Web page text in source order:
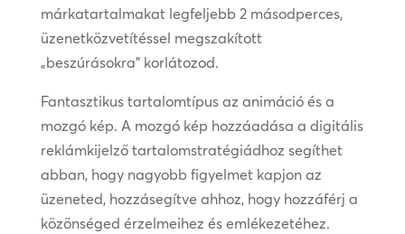
márkatartalmakat legfeljebb 2 másodperces,
üzenetközvetítéssel megszakított
„beszúrásokra” korlátozod.
Fantasztikus tartalomtípus az animáció és a
mozgó kép. A mozgó kép hozzáadása a digitális
reklámkijelző tartalomstratégiádhoz segíthet
abban, hogy nagyobb figyelmet kapjon az
üzeneted, hozzásegítve ahhoz, hogy hozzáférj a
közönséged érzelmeihez és emlékezetéhez.